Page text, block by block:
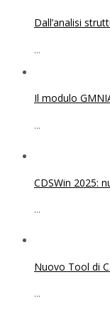
Dall’analisi
...
Il modulo
...
CDSWin 2025:
...
Nuovo Tool di
...